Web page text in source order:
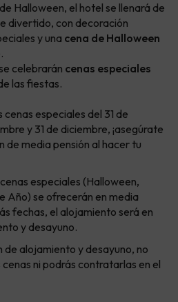
Halloween, el hotel se llenará de
divertido, con decoración
y una cena de Halloween
celebrarán cenas especiales
las fiestas.
especiales del 31 de
y 31 de diciembre, ¡asegúrate
de media pensión al hacer tu
especiales (Halloween,
Año) se ofrecerán en media
fechas, el alojamiento será en
y desayuno.
de alojamiento y desayuno, no
ni podrás contratarlas en el